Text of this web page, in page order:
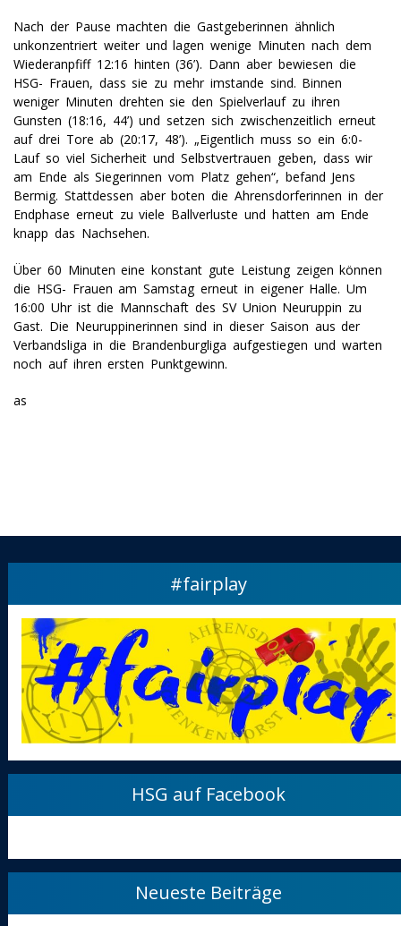
Nach der Pause machten die Gastgeberinnen ähnlich
unkonzentriert weiter und lagen wenige Minuten nach dem
Wiederanpfiff 12:16 hinten (36’). Dann aber bewiesen die
HSG- Frauen, dass sie zu mehr imstande sind. Binnen
weniger Minuten drehten sie den Spielverlauf zu ihren
Gunsten (18:16, 44’) und setzen sich zwischenzeitlich erneut
auf drei Tore ab (20:17, 48’). „Eigentlich muss so ein 6:0-
Lauf so viel Sicherheit und Selbstvertrauen geben, dass wir
am Ende als Siegerinnen vom Platz gehen“, befand Jens
Bermig. Stattdessen aber boten die Ahrensdorferinnen in der
Endphase erneut zu viele Ballverluste und hatten am Ende
knapp das Nachsehen.
Über 60 Minuten eine konstant gute Leistung zeigen können
die HSG- Frauen am Samstag erneut in eigener Halle. Um
16:00 Uhr ist die Mannschaft des SV Union Neuruppin zu
Gast. Die Neuruppinerinnen sind in dieser Saison aus der
Verbandsliga in die Brandenburgliga aufgestiegen und warten
noch auf ihren ersten Punktgewinn.
as
#fairplay
HSG auf Facebook
Neueste Beiträge